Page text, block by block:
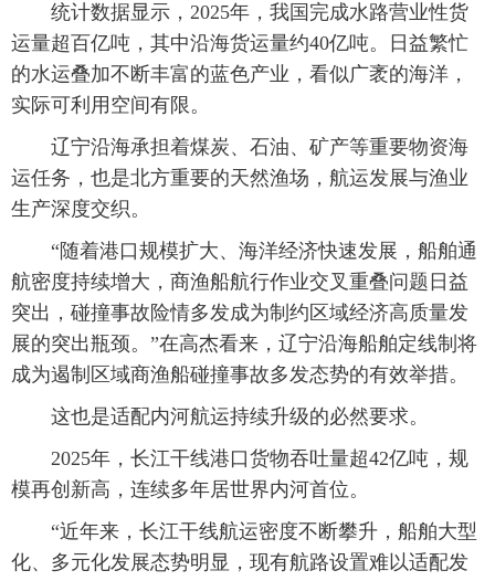
统计数据显示，2025年，我国完成水路营业性货
运量超百亿吨，其中沿海货运量约40亿吨。日益繁忙
的水运叠加不断丰富的蓝色产业，看似广袤的海洋，
实际可利用空间有限。
辽宁沿海承担着煤炭、石油、矿产等重要物资海
运任务，也是北方重要的天然渔场，航运发展与渔业
生产深度交织。
“随着港口规模扩大、海洋经济快速发展，船舶通
航密度持续增大，商渔船航行作业交叉重叠问题日益
突出，碰撞事故险情多发成为制约区域经济高质量发
展的突出瓶颈。”在高杰看来，辽宁沿海船舶定线制将
成为遏制区域商渔船碰撞事故多发态势的有效举措。
这也是适配内河航运持续升级的必然要求。
2025年，长江干线港口货物吞吐量超42亿吨，规
模再创新高，连续多年居世界内河首位。
“近年来，长江干线航运密度不断攀升，船舶大型
化、多元化发展态势明显，现有航路设置难以适配发